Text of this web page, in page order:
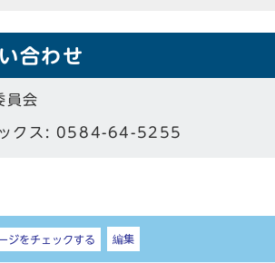
合わせ
員会
クス: 0584-64-5255
ジをチェックする 編集